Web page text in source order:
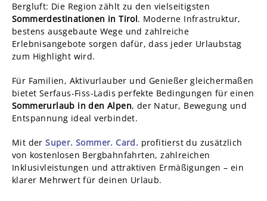
Bergluft: Die Region zählt zu den vielseitigsten
Sommerdestinationen in Tirol. Moderne Infrastruktur,
bestens ausgebaute Wege und zahlreiche
Erlebnisangebote sorgen dafür, dass jeder Urlaubstag
zum Highlight wird.
Für Familien, Aktivurlauber und Genießer gleichermaßen
bietet Serfaus-Fiss-Ladis perfekte Bedingungen für einen
Sommerurlaub in den Alpen, der Natur, Bewegung und
Entspannung ideal verbindet.
Mit derSuper. Sommer. Card. profitierst du zusätzlich
von kostenlosen Bergbahnfahrten, zahlreichen
Inklusivleistungen und attraktiven Ermäßigungen – ein
klarer Mehrwert für deinen Urlaub.